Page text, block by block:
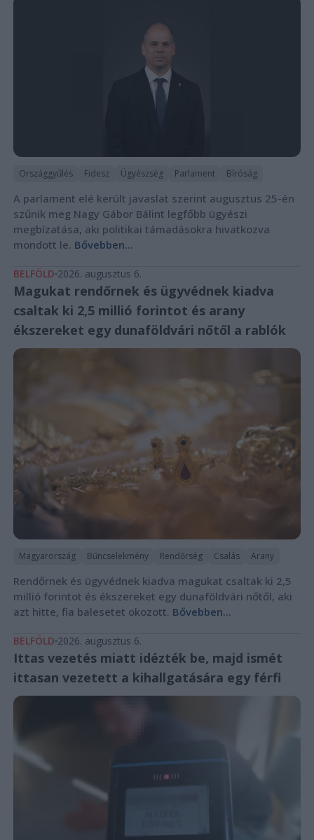
Országgyűlés Fidesz Ügyészség Parlament Bíróság
A parlament elé került javaslat szerint augusztus 25-én
szűnik meg Nagy Gábor Bálint legfőbb ügyészi
megbízatása, aki politikai támadásokra hivatkozva
mondott le. Bővebben...
BELFÖLD 2026. augusztus 6.
Magukat rendőrnek és ügyvédnek kiadva
csaltak ki 2,5 millió forintot és arany
ékszereket egy dunaföldvári nőtől a rablók
Magyarország Bűncselekmény Rendőrség Csalás Arany
Rendőrnek és ügyvédnek kiadva magukat csaltak ki 2,5
millió forintot és ékszereket egy dunaföldvári nőtől, aki
azt hitte, fia balesetet okozott. Bővebben...
BELFÖLD 2026. augusztus 6.
Ittas vezetés miatt idézték be, majd ismét
ittasan vezetett a kihallgatására egy férfi